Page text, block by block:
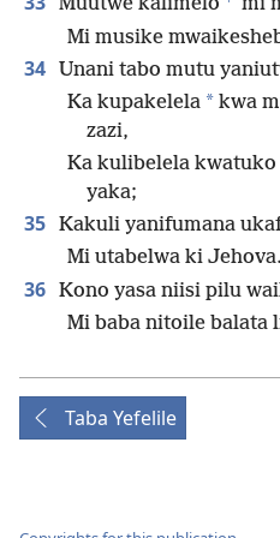
Muutwe kalimelo
mi
Mi musike
34 Unani tabo mutu
Ka kupakelela * kwa
zazi,
Ka kulibelela
yaka;
35 Kakuli yanifumana
Mi utabelwa ki Jehova.
36 Kono yasa niisi pilu
Mi baba nitoile balata
Taba Yefelile